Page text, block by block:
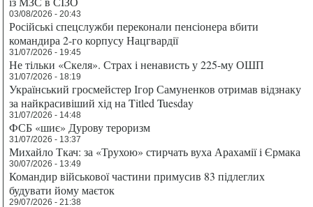
03/08/2026 - 20:43
Російські спецслужби переконали пенсіонера вбити
командира 2-го корпусу Нацгвардії
31/07/2026 - 19:45
Не тільки «Скеля». Страх і ненависть у 225-му ОШП
31/07/2026 - 18:19
Український гросмейстер Ігор Самуненков отримав відзнаку
за найкрасивіший хід на Titled Tuesday
31/07/2026 - 14:48
ФСБ «шиє» Дурову тероризм
31/07/2026 - 13:37
Михайло Ткач: за «Трухою» стирчать вуха Арахамії і Єрмака
30/07/2026 - 13:49
Командир військової частини примусив 83 підлеглих
будувати йому маєток
29/07/2026 - 21:38